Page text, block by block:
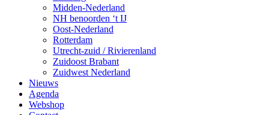
Midden-Nederland
NH benoorden ‘t IJ
Oost-Nederland
Rotterdam
Utrecht-zuid / Rivierenland
Zuidoost Brabant
Zuidwest Nederland
Nieuws
Agenda
Webshop